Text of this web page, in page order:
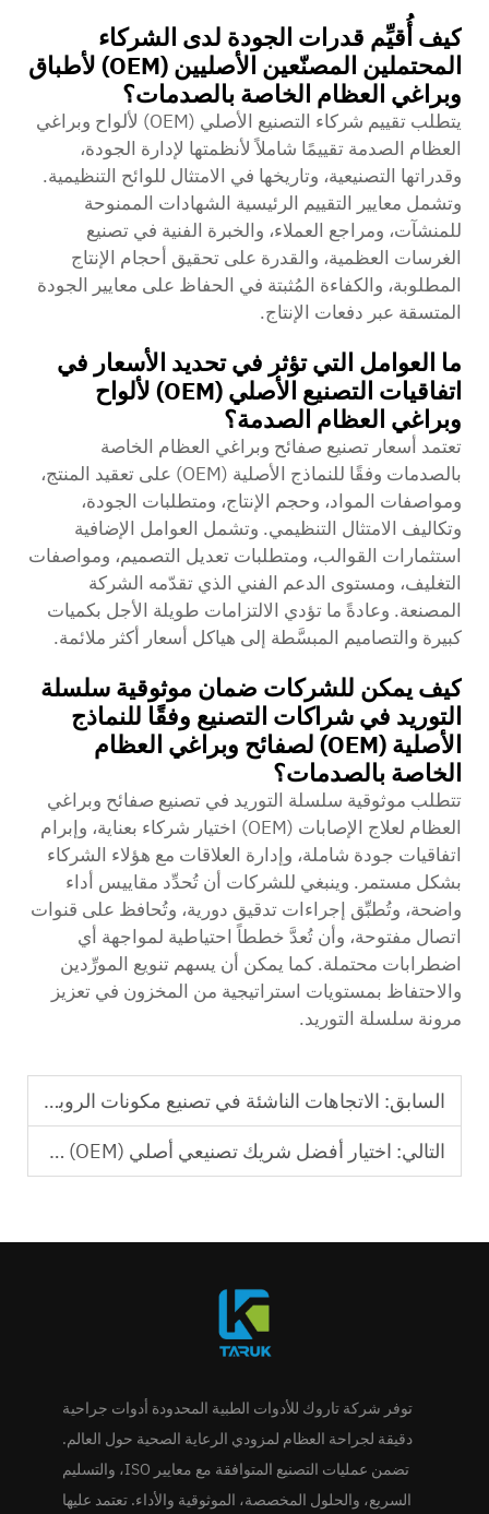
كيف أُقيِّم قدرات الجودة لدى الشركاء
المحتملين المصنّعين الأصليين (OEM) لأطباق
وبراغي العظام الخاصة بالصدمات؟
يتطلب تقييم شركاء التصنيع الأصلي (OEM) لألواح وبراغي
العظام الصدمة تقييمًا شاملاً لأنظمتها لإدارة الجودة،
وقدراتها التصنيعية، وتاريخها في الامتثال للوائح التنظيمية.
وتشمل معايير التقييم الرئيسية الشهادات الممنوحة
للمنشآت، ومراجع العملاء، والخبرة الفنية في تصنيع
الغرسات العظمية، والقدرة على تحقيق أحجام الإنتاج
المطلوبة، والكفاءة المُثبتة في الحفاظ على معايير الجودة
المتسقة عبر دفعات الإنتاج.
ما العوامل التي تؤثر في تحديد الأسعار في
اتفاقيات التصنيع الأصلي (OEM) لألواح
وبراغي العظام الصدمة؟
تعتمد أسعار تصنيع صفائح وبراغي العظام الخاصة
بالصدمات وفقًا للنماذج الأصلية (OEM) على تعقيد المنتج،
ومواصفات المواد، وحجم الإنتاج، ومتطلبات الجودة،
وتكاليف الامتثال التنظيمي. وتشمل العوامل الإضافية
استثمارات القوالب، ومتطلبات تعديل التصميم، ومواصفات
التغليف، ومستوى الدعم الفني الذي تقدّمه الشركة
المصنعة. وعادةً ما تؤدي الالتزامات طويلة الأجل بكميات
كبيرة والتصاميم المبسَّطة إلى هياكل أسعار أكثر ملائمة.
كيف يمكن للشركات ضمان موثوقية سلسلة
التوريد في شراكات التصنيع وفقًا للنماذج
الأصلية (OEM) لصفائح وبراغي العظام
الخاصة بالصدمات؟
تتطلب موثوقية سلسلة التوريد في تصنيع صفائح وبراغي
العظام لعلاج الإصابات (OEM) اختيار شركاء بعناية، وإبرام
اتفاقيات جودة شاملة، وإدارة العلاقات مع هؤلاء الشركاء
بشكل مستمر. وينبغي للشركات أن تُحدِّد مقاييس أداء
واضحة، وتُطبِّق إجراءات تدقيق دورية، وتُحافظ على قنوات
اتصال مفتوحة، وأن تُعدَّ خططاً احتياطية لمواجهة أي
اضطرابات محتملة. كما يمكن أن يسهم تنويع المورِّدين
والاحتفاظ بمستويات استراتيجية من المخزون في تعزيز
مرونة سلسلة التوريد.
السابق: الاتجاهات الناشئة في تصنيع مكونات الروبوتات الجراحية
التالي: اختيار أفضل شريك تصنيعي أصلي (OEM) لأطباق وبراغي العظام في حالات الصدمات
توفر شركة تاروك للأدوات الطبية المحدودة أدوات جراحية
دقيقة لجراحة العظام لمزودي الرعاية الصحية حول العالم.
تضمن عمليات التصنيع المتوافقة مع معايير ISO، والتسليم
السريع، والحلول المخصصة، الموثوقية والأداء. تعتمد عليها